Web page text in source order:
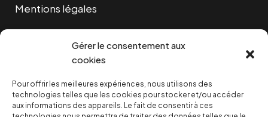
Gérer le consentement aux
cookies
Pour offrir les meilleures expériences, nous utilisons des
technologies telles que les cookies pour stocker et/ou accéder
aux informations des appareils. Le fait de consentir à ces
Mentions légales
NOUS SOUTENIR